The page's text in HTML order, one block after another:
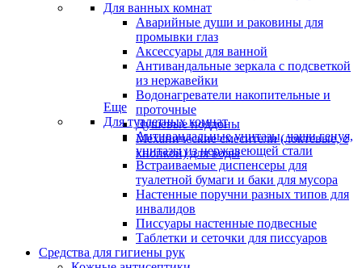
Для ванных комнат
Аварийные души и раковины для
промывки глаз
Аксессуары для ванной
Антивандальные зеркала с подсветкой
из нержавейки
Водонагреватели накопительные и
проточные
Душевые поддоны
Механические смесители (локтевые, с
кнопкой) для воды
Еще
Для туалетных комнат
Антивандальные унитазы, чаши генуя,
унитазы из нержавеющей стали
Встраиваемые диспенсеры для
туалетной бумаги и баки для мусора
Настенные поручни разных типов для
инвалидов
Писсуары настенные подвесные
Таблетки и сеточки для писсуаров
Средства для гигиены рук